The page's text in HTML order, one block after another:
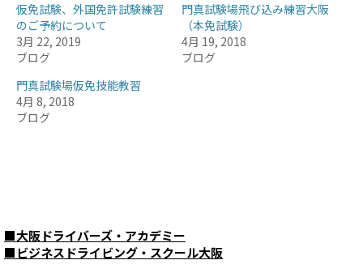
仮免試験、外国免許試験練習
のご予約について
3月 22, 2019
ブログ
門真試験場飛び込み練習大阪
（本免試験）
4月 19, 2018
ブログ
門真試験場仮免技能教習
4月 8, 2018
ブログ
■大阪ドライバーズ・アカデミー
■ビジネスドライビング・スクール大阪